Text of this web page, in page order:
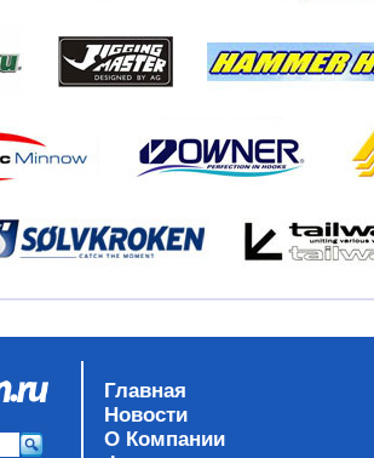
Главная
Новости
О Компании